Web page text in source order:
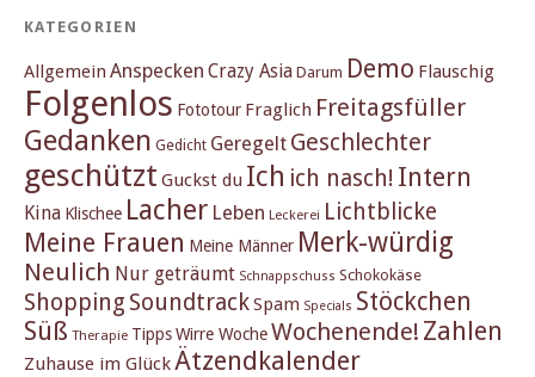
KATEGORIEN
Allgemein Anspecken Crazy Asia Darum Demo Flauschig
Folgenlos Fototour Fraglich Freitagsfüller
Gedanken Gedicht Geregelt Geschlechter
geschützt Guckst du Ich ich nasch! Intern
Kina Klischee Lacher Leben Leckerei Lichtblicke
Meine Frauen Meine Männer Merk-würdig
Neulich Nur geträumt Schnappschuss Schokokäse
Shopping SoundtrackSpam Specials Stöckchen
Süß Therapie TippsWirre WocheWochenende! Zahlen
Zuhause im Glück Ätzendkalender